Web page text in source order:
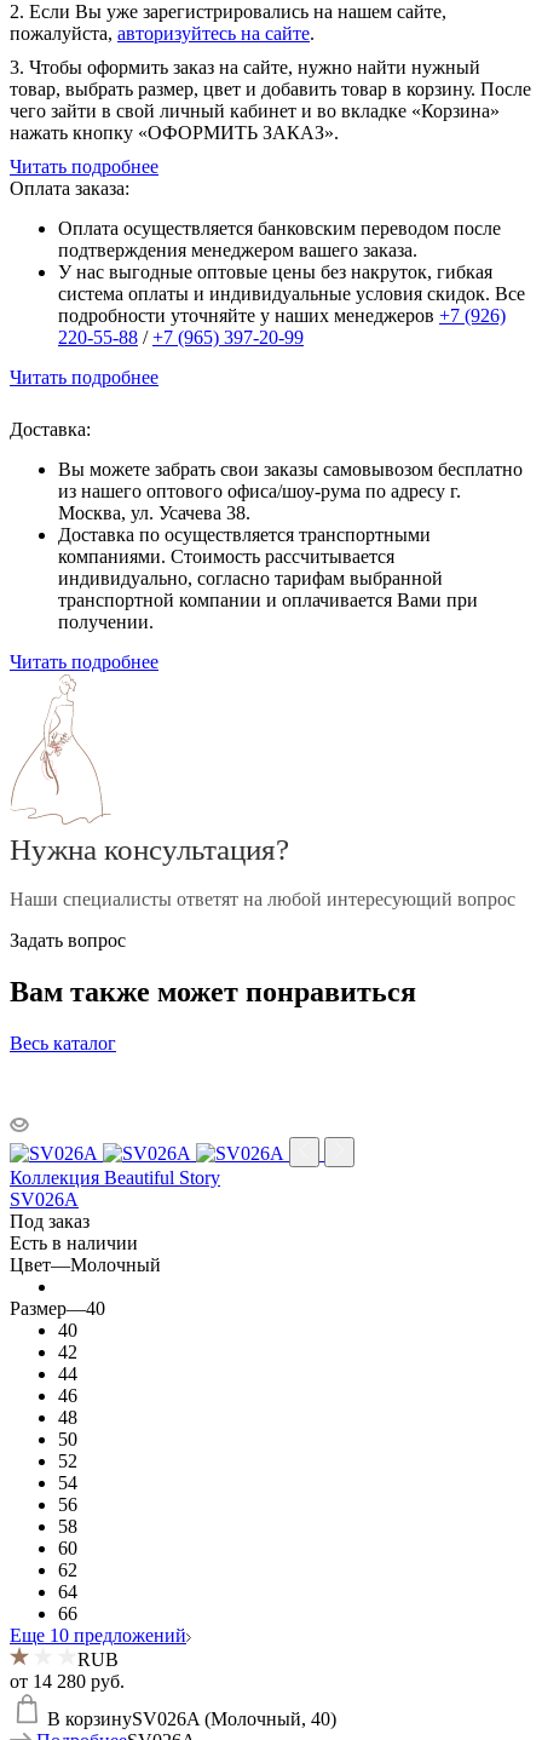
2. Если Вы уже зарегистрировались на нашем сайте,
пожалуйста, авторизуйтесь на сайте.
3. Чтобы оформить заказ на сайте, нужно найти нужный
товар, выбрать размер, цвет и добавить товар в корзину. После
чего зайти в свой личный кабинет и во вкладке «Корзина»
нажать кнопку «ОФОРМИТЬ ЗАКАЗ».
Читать подробнее
Оплата заказа:
Оплата осуществляется банковским переводом после
подтверждения менеджером вашего заказа.
У нас выгодные оптовые цены без накруток, гибкая
система оплаты и индивидуальные условия скидок. Все
подробности уточняйте у наших менеджеров +7 (926)
220-55-88 /+7 (965) 397-20-99
Читать подробнее
Доставка:
Вы можете забрать свои заказы самовывозом бесплатно
из нашего оптового офиса/шоу-рума по адресу г.
Москва, ул. Усачева 38.
Доставка по осуществляется транспортными
компаниями. Стоимость рассчитывается
индивидуально, согласно тарифам выбранной
транспортной компании и оплачивается Вами при
получении.
Читать подробнее
Нужна консультация?
Наши специалисты ответят на любой интересующий вопрос
Задать вопрос
Вам также может понравиться
Весь каталог
Коллекция Beautiful Story
SV026A
Под заказ
Есть в наличии
Цвет—Молочный
Размер—40
40
42
44
46
48
50
52
54
56
58
60
62
64
66
Еще 10 предложений
RUB
от 14 280 руб.
В корзинуSV026A (Молочный, 40)